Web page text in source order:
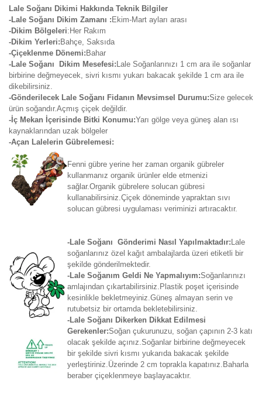
Lale Soğanı Dikimi Hakkında Teknik Bilgiler
-Lale Soğanı Dikim Zamanı : Ekim-Mart ayları arası
-Dikim Bölgeleri:Her Rakım
-Dikim Yerleri: Bahçe, Saksıda
-Çiçeklenme Dönemi: Bahar
-Lale Soğanı Dikim Mesefesi: Lale Soğanlarınızı 1 cm ara ile soğanlar
birbirine değmeyecek, sivri kısmı yukarı bakacak şekilde 1 cm ara ile
dikebilirsiniz.
-Gönderilecek Lale Soğanı Fidanın Mevsimsel Durumu:Size gelecek
ürün soğandır.Açmış çiçek değildir.
-İç Mekan İçerisinde Bitki Konumu:Yarı gölge veya güneş alan ısı
kaynaklarından uzak bölgeler
-Açan Lalelerin Gübrelemesi:
Fenni gübre yerine her zaman organik gübreler
kullanmanız organik ürünler elde etmenizi
sağlar.Organik gübrelere solucan gübresi
kullanabilirsiniz.Çiçek döneminde yapraktan sıvı
solucan gübresi uygulaması veriminizi artıracaktır.
-Lale Soğanı Gönderimi Nasıl Yapılmaktadır: Lale
soğanlarınız özel kağıt ambalajlarda üzeri etiketli bir
şekilde gönderilmektedir.
-Lale Soğanım Geldi Ne Yapmalıyım:Soğanlarınızı
amlajından çıkartabilirsiniz.Plastik poşet içerisinde
kesinlikle bekletmeyiniz.Güneş almayan serin ve
rutubetsiz bir ortamda bekletebilirsiniz.
-Lale Soğanı Dikerken Dikkat Edilmesi
Gerekenler:Soğan çukurunuzu, soğan çapının 2-3 katı
olacak şekilde açınız.Soğanlar birbirine değmeyecek
bir şekilde sivri kısmı yukarıda bakacak şekilde
yerleştiriniz.Üzerinde 2 cm toprakla kapatınız.Baharla
beraber çiçeklenmeye başlayacaktır.